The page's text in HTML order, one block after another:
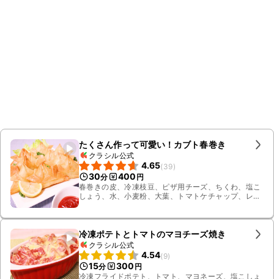
たくさん作って可愛い！カブト春巻き
クラシル公式
4.65(39)
30分 400 円
春巻きの皮、冷凍枝豆、ピザ用チーズ、ちくわ、塩こ
しょう、水、小麦粉、大葉、トマトケチャップ、レモ
冷凍ポテトとトマトのマヨチーズ焼き
クラシル公式
4.54(9)
15分 300 円
冷凍フライドポテト、トマト、マヨネーズ、塩こしょ